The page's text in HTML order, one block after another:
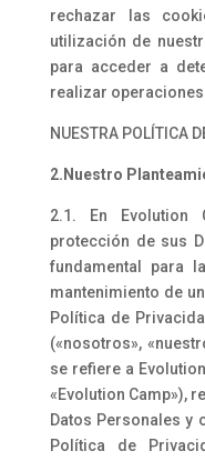
rechazar las
utilización de
para acceder a
realizar
NUESTRA POLÍTICA
2.Nuestro
2.1. En Evolution
protección de sus
fundamental para
mantenimiento de
Política de
(«nosotros»,
se refiere a
«Evolution Camp»),
Datos Personales y
Política de